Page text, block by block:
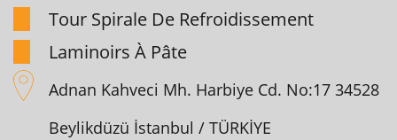
Tour Spirale De Refroidissement
Laminoirs À Pâte
Adnan Kahveci Mh. Harbiye Cd. No:17 34528
Beylikdüzü İstanbul / TÜRKİYE